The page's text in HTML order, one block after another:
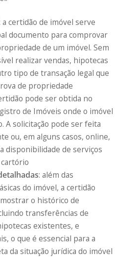
a certidão de imóvel serve
documento para comprovar
de um imóvel. Sem
realizar vendas, hipotecas
tipo de transação legal que
de propriedade
pode ser obtida no
de Imóveis onde o imóvel
A solicitação pode ser feita
ou, em alguns casos, online,
disponibilidade de serviços
: além das
do imóvel, a certidão
o histórico de
transferências de
existentes, e
o que é essencial para a
da situação jurídica do imóvel